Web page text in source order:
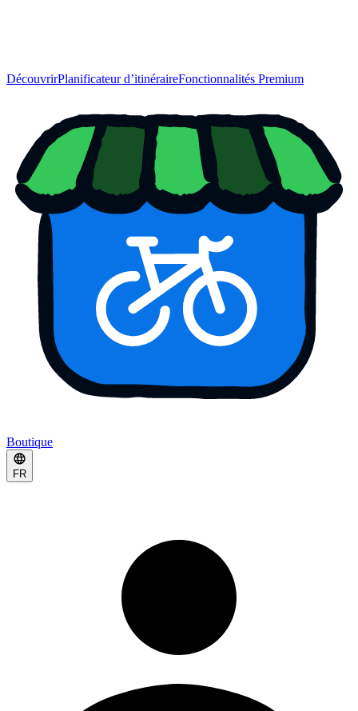
DécouvrirPlanificateur d’itinéraireFonctionnalités Premium
Boutique
FR